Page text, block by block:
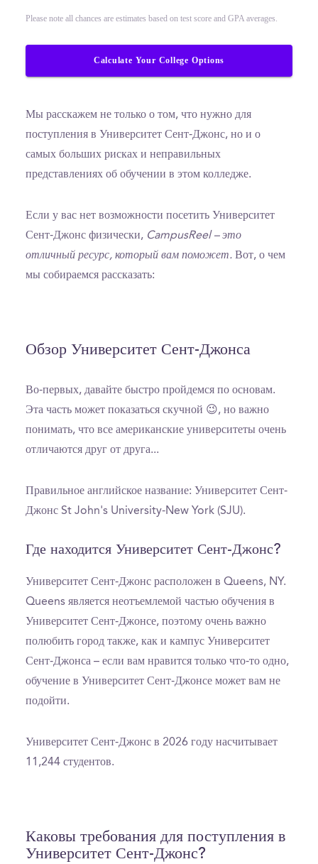
Please note all chances are estimates based on test score and GPA averages.
Calculate Your College Options
Мы расскажем не только о том, что нужно для
поступления в Университет Сент-Джонс, но и о
самых больших рисках и неправильных
представлениях об обучении в этом колледже.
Если у вас нет возможности посетить Университет
Сент-Джонс физически, CampusReel – это
отличный ресурс, который вам поможет. Вот, о чем
мы собираемся рассказать:
Обзор Университет Сент-Джонса
Во-первых, давайте быстро пройдемся по основам.
Эта часть может показаться скучной 😉, но важно
понимать, что все американские университеты очень
отличаются друг от друга...
Правильное английское название: Университет Сент-
Джонс St John's University-New York (SJU).
Где находится Университет Сент-Джонс?
Университет Сент-Джонс расположен в Queens, NY.
Queens является неотъемлемой частью обучения в
Университет Сент-Джонсе, поэтому очень важно
полюбить город также, как и кампус Университет
Сент-Джонса – если вам нравится только что-то одно,
обучение в Университет Сент-Джонсе может вам не
подойти.
Университет Сент-Джонс в 2026 году насчитывает
11,244 студентов.
Каковы требования для поступления в
Университет Сент-Джонс?